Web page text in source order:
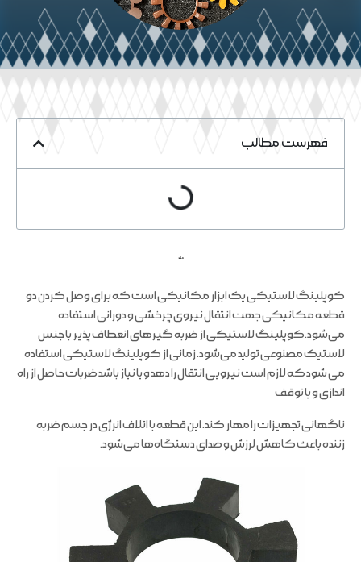
فهرست مطالب
ملند
کوپلینگ لاستیکی یک ابزار مکانیکی است که برای وصل کردن دو
قطعه مکانیکی جهت انتقال نیروی چرخشی و دورانی استفاده
می‌شود.کوپلینگ لاستیکی از ضربه گیرهای انعطاف پذیر با جنس
لاستیک مصنوعی تولید می‌شود. زمانی از کوپلینگ لاستیکی استفاده
می شود که لازم است نیرویی انتقال را دهد و یا نیاز باشد ضربات حاصل از راه
اندازی و یا توقف
ناگهانی تجهیزات را مهار کند. این قطعه با اتلاف انرژی در جسم ضربه
زننده باعث کاهش لرزش و صدای دستگاه‌ها می‌شود.